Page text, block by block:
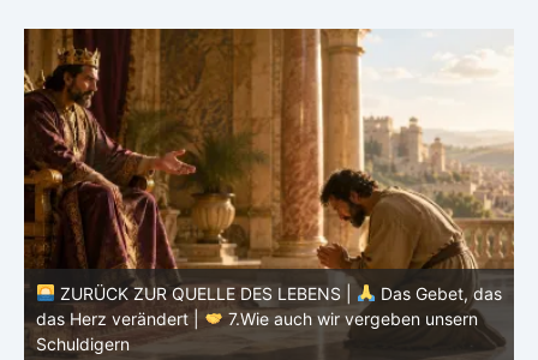
|
Das Gebet, das
vergeben unsern
ZURÜCK ZUR QUELLE DES LEBENS |
das Herz verändert |
6.Und vergib uns